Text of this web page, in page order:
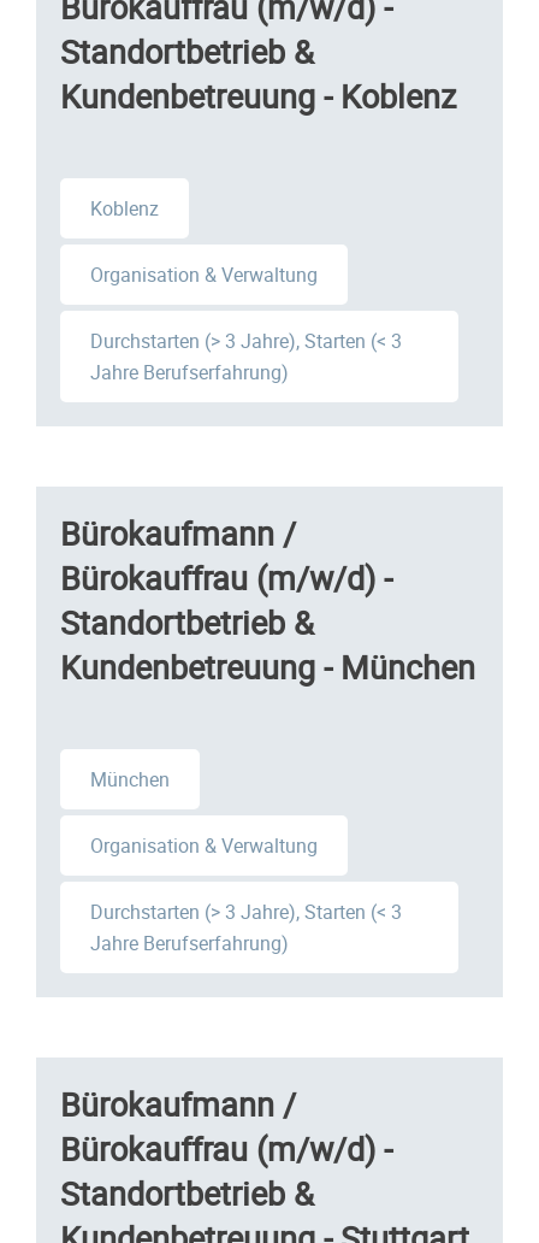
Standortbetrieb &
Kundenbetreuung - Koblenz
Koblenz
Organisation & Verwaltung
Durchstarten (> 3 Jahre), Starten (< 3
Jahre Berufserfahrung)
Bürokaufmann /
Bürokauffrau (m/w/d) -
Standortbetrieb &
Kundenbetreuung - München
München
Organisation & Verwaltung
Durchstarten (> 3 Jahre), Starten (< 3
Jahre Berufserfahrung)
Bürokaufmann /
Bürokauffrau (m/w/d) -
Standortbetrieb &